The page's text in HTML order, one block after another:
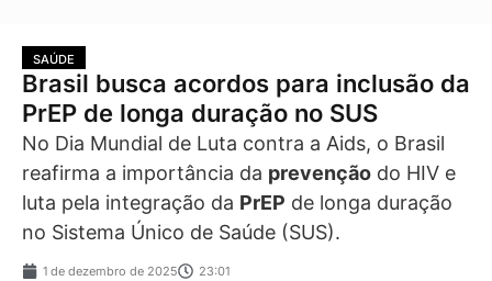
SAÚDE
Brasil busca acordos para inclusão da
PrEP de longa duração no SUS
No Dia Mundial de Luta contra a Aids, o Brasil
reafirma a importância da prevenção do HIV e
luta pela integração da PrEP de longa duração
no Sistema Único de Saúde (SUS).
1 de dezembro de 2025 23:01